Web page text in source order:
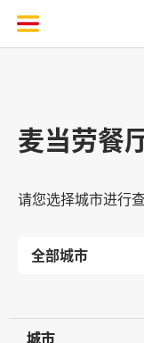
麦当劳餐
请您选择城市进行
城市
城市